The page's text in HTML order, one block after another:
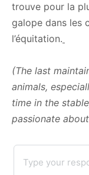
trouve pour la
galope dans les
l’équitation.
(The last
animals,
time in the
passionate